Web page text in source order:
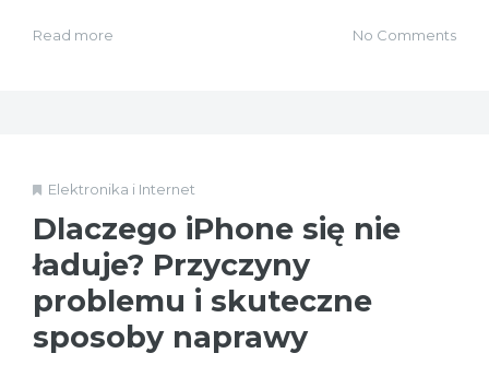
Read more No Comments
Elektronika i Internet
Dlaczego iPhone się nie
ładuje? Przyczyny
problemu i skuteczne
sposoby naprawy